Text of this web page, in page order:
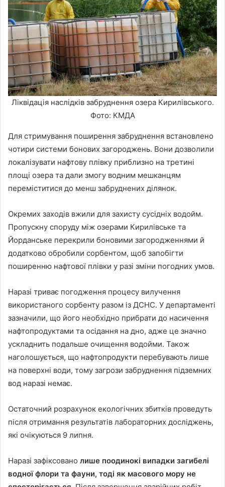
Ліквідація наслідків забруднення озера Кирилівського.
Фото: КМДА
Для стримування поширення забруднення встановлено
чотири системи бонових загороджень. Вони дозволили
локалізувати нафтову плівку приблизно на третині
площі озера та дали змогу водним мешканцям
переміститися до менш забруднених ділянок.
Окремих заходів вжили для захисту сусідніх водойм.
Пропускну споруду між озерами Кирилівське та
Йорданське перекрили боновими загородженнями й
додатково обробили сорбентом, щоб запобігти
поширенню нафтової плівки у разі зміни погодних умов.
Наразі триває погодження процесу вилучення
використаного сорбенту разом із ДСНС. У департаменті
зазначили, що його необхідно прибрати до насичення
нафтопродуктами та осідання на дно, адже це значно
ускладнить подальше очищення водойми. Також
наголошується, що нафтопродукти перебувають лише
на поверхні води, тому загрози забруднення підземних
вод наразі немає.
Остаточний розрахунок екологічних збитків проведуть
після отримання результатів лабораторних досліджень,
які очікуються 9 липня.
Наразі зафіксовано лише поодинокі випадки загибелі
водної флори та фауни, тоді як масового мору не